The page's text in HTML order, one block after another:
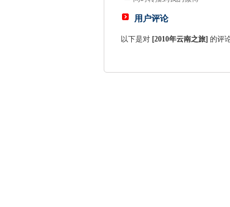
用户评论
以下是对 [2010年云南之旅] 的评